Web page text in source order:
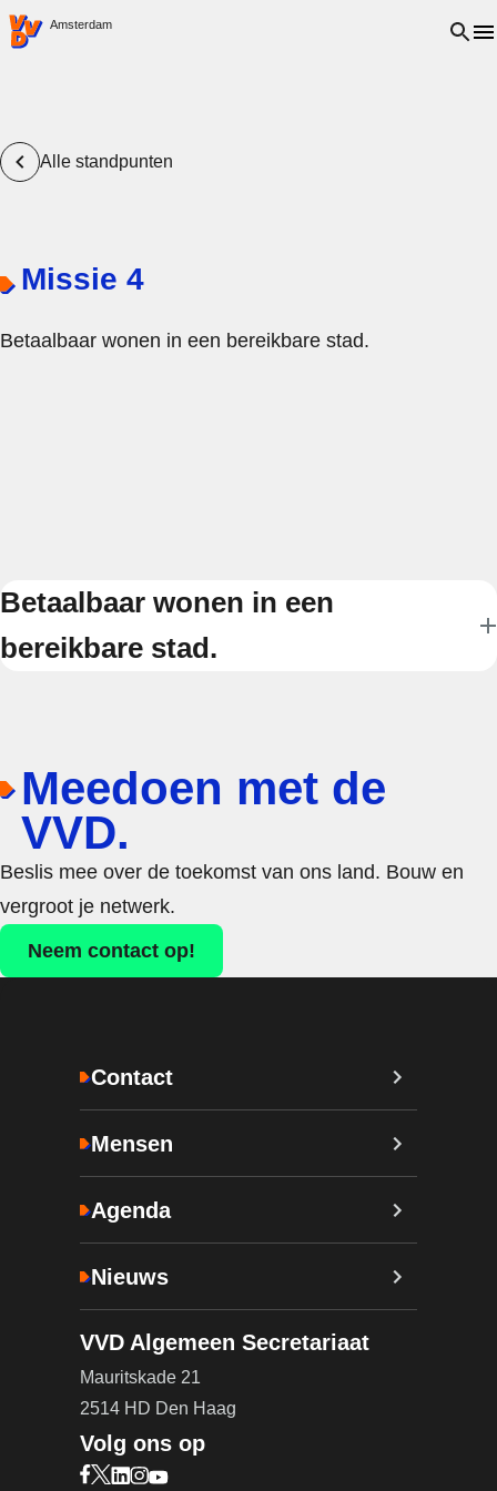
VVD.nl - Ga naar de homepage
Amsterdam Open
Alle standpunten
Missie 4
Betaalbaar wonen in een bereikbare stad.
Betaalbaar wonen in een
bereikbare stad.
Meedoen met de
VVD.
Beslis mee over de toekomst van ons land. Bouw en
vergroot je netwerk.
Neem contact op!
Contact
Mensen
Agenda
Nieuws
VVD Algemeen Secretariaat
Mauritskade 21
2514 HD Den Haag
Volg ons op
Bezoek onze Facebook pagina (opent in nieuw
Bezoek onze X pagina (opent in nieuw tabblad)
Bezoek onze LinkedIn pagina (opent in nieuw
Bezoek onze Instagram pagina (opent in
Bezoek onze YouTube pagina (opent in